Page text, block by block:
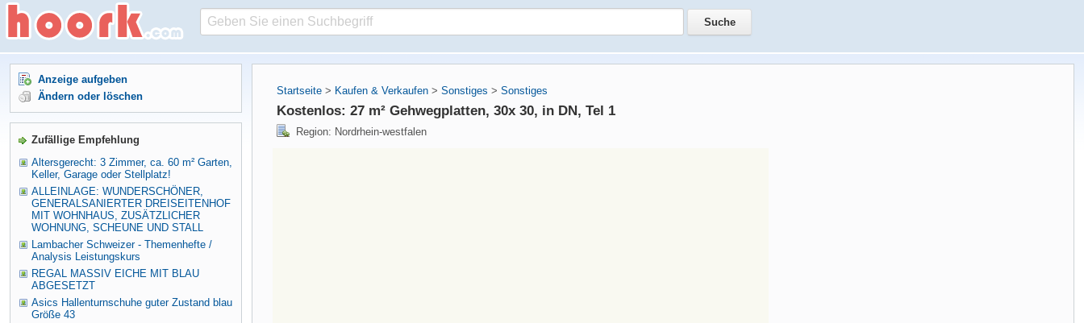
Startseite > Kaufen & Verkaufen > Sonstiges > Sonstiges
Kostenlos: 27 m² Gehwegplatten, 30x 30, in DN, Tel 1
Region: Nordrhein-westfalen
Anzeige aufgeben
Ändern oder löschen
Zufällige Empfehlung
Altersgerecht: 3 Zimmer, ca. 60 m² Garten,
Keller, Garage oder Stellplatz!
ALLEINLAGE: WUNDERSCHÖNER,
GENERALSANIERTER DREISEITENHOF
MIT WOHNHAUS, ZUSÄTZLICHER
WOHNUNG, SCHEUNE UND STALL
Lambacher Schweizer - Themenhefte /
Analysis Leistungskurs
REGAL MASSIV EICHE MIT BLAU
ABGESETZT
Asics Hallenturnschuhe guter Zustand blau
Größe 43